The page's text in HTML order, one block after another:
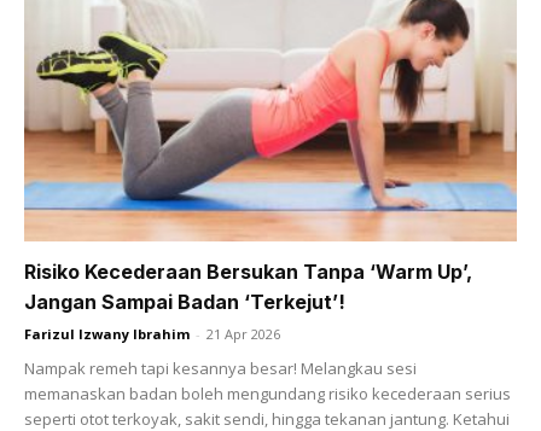
Ads
Risiko Kecederaan Bersukan Tanpa ‘Warm Up’,
Jangan Sampai Badan ‘Terkejut’!
Farizul Izwany Ibrahim - 21 Apr 2026
Nampak remeh tapi kesannya besar! Melangkau sesi
memanaskan badan boleh mengundang risiko kecederaan serius
seperti otot terkoyak, sakit sendi, hingga tekanan jantung. Ketahui